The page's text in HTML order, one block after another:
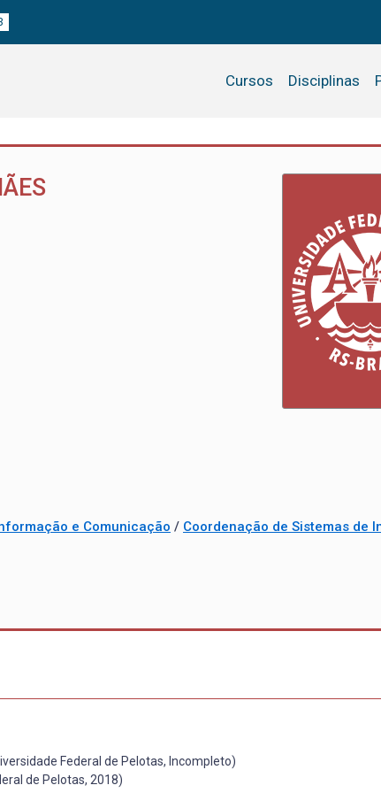
Cursos Disciplinas
e Comunicação / Coordenação de Sistemas de
Federal de Pelotas, Incompleto)
de Pelotas, 2018)